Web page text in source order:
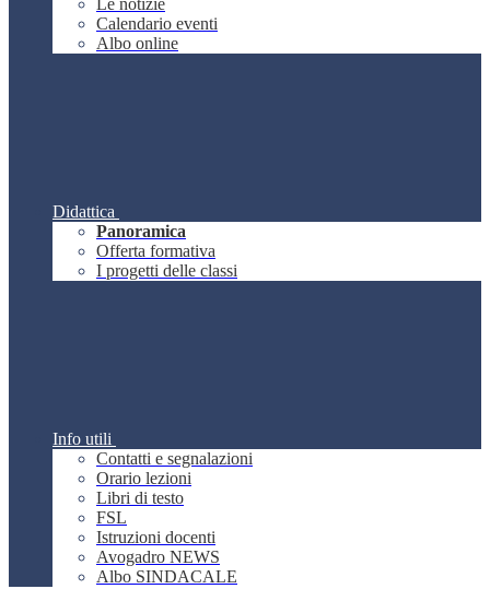
Le notizie
Calendario eventi
Albo online
Didattica
Panoramica
Offerta formativa
I progetti delle classi
Info utili
Contatti e segnalazioni
Orario lezioni
Libri di testo
FSL
Istruzioni docenti
Avogadro NEWS
Albo SINDACALE